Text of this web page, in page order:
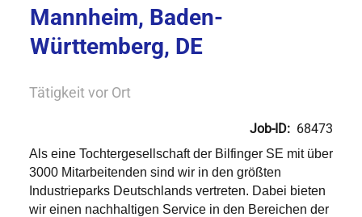
Mannheim, Baden-
Württemberg, DE
Tätigkeit vor Ort
Job-ID: 68473
Als eine Tochtergesellschaft der Bilfinger SE mit über
3000 Mitarbeitenden sind wir in den größten
Industrieparks Deutschlands vertreten. Dabei bieten
wir einen nachhaltigen Service in den Bereichen der